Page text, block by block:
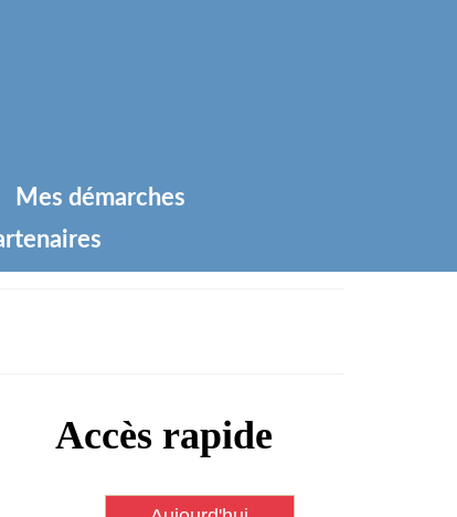
Mes démarches
Accès rapide